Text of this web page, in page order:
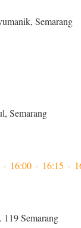
Semarang
Semarang
- 16:00 - 16:15 -
Semarang